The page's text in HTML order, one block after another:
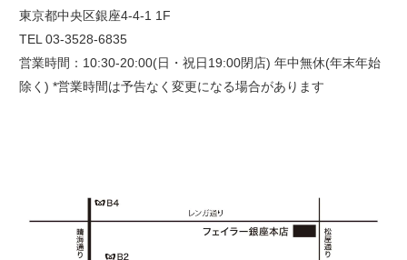
東京都中央区銀座4-4-1 1F
TEL 03-3528-6835
営業時間：10:30-20:00(日・祝日19:00閉店) 年中無休(年末年始
除く) *営業時間は予告なく変更になる場合があります